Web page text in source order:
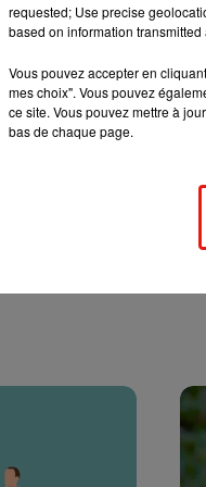
requested; Use precise
based on information transmitted
Vous pouvez accepter en
mes choix". Vous pouvez
ce site. Vous pouvez mettre à
bas de chaque page.